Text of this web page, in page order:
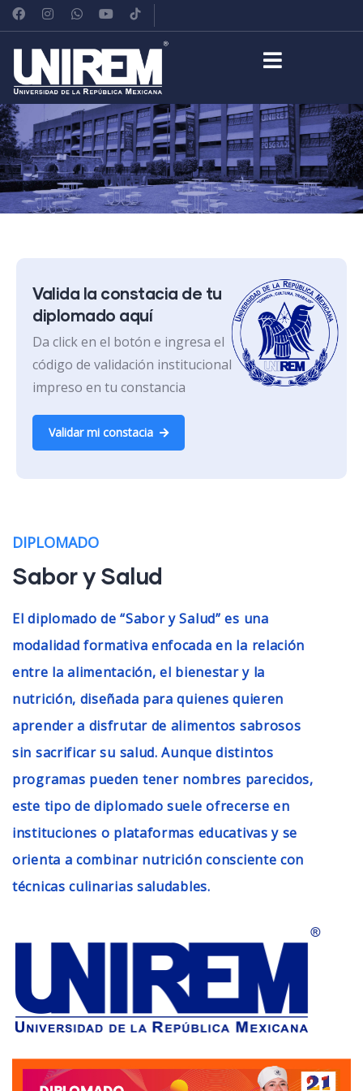
Valida la constacia de tu
diplomado aquí
Da click en el botón e ingresa el
código de validación institucional
impreso en tu constancia
Validar mi constacia
DIPLOMADO
Sabor y Salud
El diplomado de “Sabor y Salud” es una
modalidad formativa enfocada en la relación
entre la alimentación, el bienestar y la
nutrición, diseñada para quienes quieren
aprender a disfrutar de alimentos sabrosos
sin sacrificar su salud. Aunque distintos
programas pueden tener nombres parecidos,
este tipo de diplomado suele ofrecerse en
instituciones o plataformas educativas y se
orienta a combinar nutrición consciente con
técnicas culinarias saludables.